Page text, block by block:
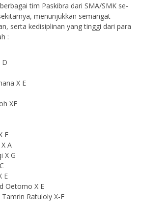
tim Paskibra dari SMA/SMK se-
menunjukkan semangat
serta kedisiplinan yang tinggi dari para
:
D
X E
XF
E
A
X G
E
Oetomo X E
Ratuloly X-F